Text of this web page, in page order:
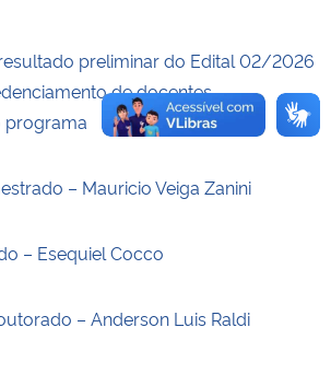
preliminar do Edital 02/2026
de docentes
– Mauricio Veiga Zanini
– Esequiel Cocco
– Anderson Luis Raldi